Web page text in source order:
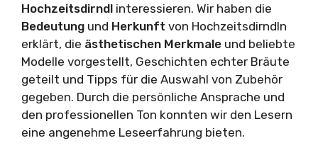
Hochzeitsdirndl interessieren. Wir haben die
Bedeutung und Herkunft von Hochzeitsdirndln
erklärt, die ästhetischen Merkmale und beliebte
Modelle vorgestellt, Geschichten echter Bräute
geteilt und Tipps für die Auswahl von Zubehör
gegeben. Durch die persönliche Ansprache und
den professionellen Ton konnten wir den Lesern
eine angenehme Leseerfahrung bieten.